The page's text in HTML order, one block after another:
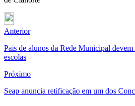
Anterior
Pais de alunos da Rede Municipal devem
escolas
Próximo
Seap anuncia retificação em um dos